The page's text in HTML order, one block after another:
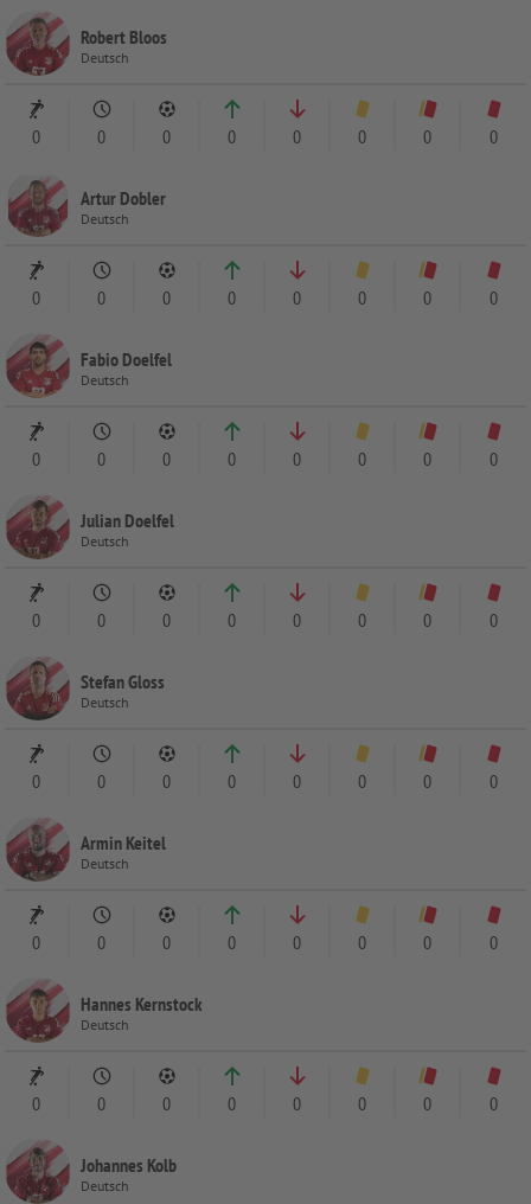
Robert Bloos
Deutsch
0 0 0 0 0 0 0 0
Artur Dobler
Deutsch
0 0 0 0 0 0 0 0
Fabio Doelfel
Deutsch
0 0 0 0 0 0 0 0
Julian Doelfel
Deutsch
0 0 0 0 0 0 0 0
Stefan Gloss
Deutsch
0 0 0 0 0 0 0 0
Armin Keitel
Deutsch
0 0 0 0 0 0 0 0
Hannes Kernstock
Deutsch
0 0 0 0 0 0 0 0
Johannes Kolb
Deutsch